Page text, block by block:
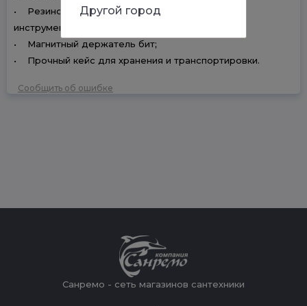
• Резиновые бамперы корпуса и АКБ – защита
инструмента от скольжения и при падении;
• Магнитный держатель бит;
• Прочный кейс для хранения и транспортировки.
Сообщить об ошибке
Санремо - сеть магазинов сантехники
Другой город